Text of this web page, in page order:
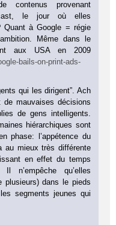
contenus provenant
le jour où elles
Quant à Google = régie
Même dans le
aux USA en 2009
bails-on-print-ads-
qui les dirigent”. Ach
mauvaises décisions
de gens intelligents.
hiérarchiques sont
phase: l’appétence du
au mieux très différente
en effet du temps
n’empêche qu’elles
plusieurs) dans le pieds
segments jeunes qui